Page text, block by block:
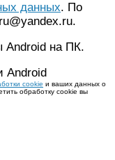
данных. По
Android на ПК.
Android
cookie и ваших данных о
обработку cookie вы